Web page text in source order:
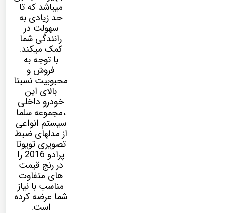
میباشد که تا
حد زیادی به
سهولت در
رانندگی شما
کمک میکند.
با توجه به
فروش و
محبوبیت نسبتا
بالای این
خودرو داخلی
،مجموعه سلما
سیستم انواعی
از مدلهای ضبط
تصویری تویوتا
پرادو 2016 را
در رنج قیمت
های متفاوت
مناسب با نیاز
شما عرضه کرده
است.